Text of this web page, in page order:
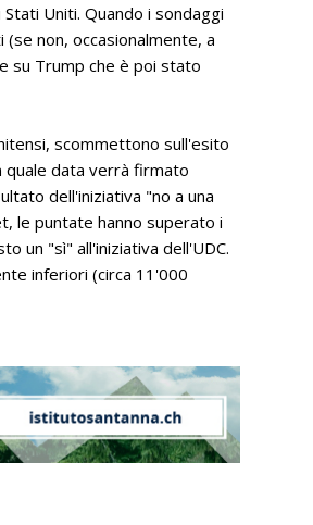
Uniti. Quando i sondaggi
non, occasionalmente, a
su Trump che è poi stato
scommettono sull'esito
quale data verrà firmato
dell'iniziativa "no a una
le puntate hanno superato i
un "sì" all'iniziativa dell'UDC.
inferiori (circa 11'000